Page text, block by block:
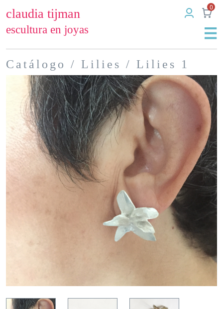
claudia tijman
escultura en joyas
0
Catálogo / Lilies / Lilies 1